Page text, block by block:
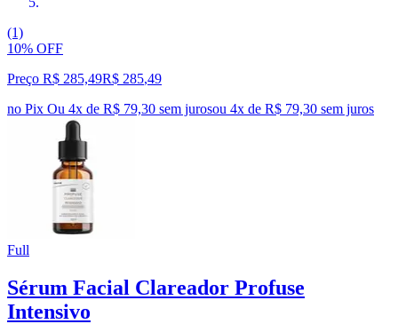
(1)
10% OFF
Preço R$ 285,49R$ 285,49
no Pix Ou 4x de R$ 79,30 sem jurosou 4x de R$ 79,30 sem juros
Full
Sérum Facial Clareador Profuse
Intensivo